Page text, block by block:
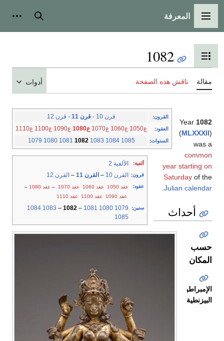
القائمة الرئيسية
المعرفة بحث
تبديل عرض جدول المحتويات
1082
مقالة ناقش هذه الصفحة أدوات
القرون: قرن 10 · قرن 11 · قرن 12
العقود: ع1050 ع1060 ع1070 ع1080 ع1090 ع1100 ع1110
السنوات:
1079 1080 1081 1082 1083 1084 1085
ألفية: الألفية 2
قرون: القرن 10 – القرن 11 – القرن 12
عقود: عقد 1050 عقد 1060 عقد 1070 – عقد 1080
–
عقد 1090
عقد 1100 عقد 1110
سنين:
1079
1080
1081
–
1082
–
1083
1084
1085
Year 1082
(MLXXXII)
was a
common
year starting on
Saturday of the
Julian calendar
أحداث
حسب
المكان
الإمبراطورية
البيزنطية